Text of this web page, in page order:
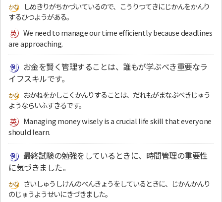
しめきりがちかづいているので、こうりつてきにじかんをかんり
するひつようがある。
We need to manage our time efficiently because deadlines
are approaching.
お金を賢く管理することは、誰もが学ぶべき重要なラ
イフスキルです。
おかねをかしこくかんりすることは、だれもがまなぶべきじゅう
ようならいふすきるです。
Managing money wisely is a crucial life skill that everyone
should learn.
最終試験の勉強をしているときに、時間管理の重要性
に気づきました。
さいしゅうしけんのべんきょうをしているときに、じかんかんり
のじゅうようせいにきづきました。